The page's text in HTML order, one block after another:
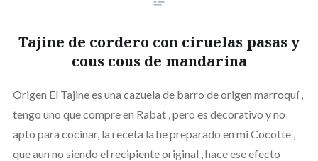
Tajine de cordero con ciruelas pasas y
cous cous de mandarina
Origen El Tajine es una cazuela de barro de origen marroquí ,
tengo uno que compre en Rabat , pero es decorativo y no
apto para cocinar, la receta la he preparado en mi Cocotte ,
que aun no siendo el recipiente original , hace ese efecto